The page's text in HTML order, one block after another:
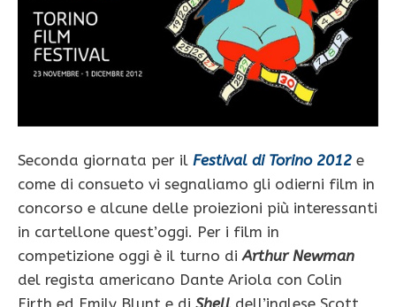
Seconda giornata per il Festival di Torino 2012 e
come di consueto vi segnaliamo gli odierni film in
concorso e alcune delle proiezioni più interessanti
in cartellone quest’oggi. Per i film in
competizione oggi è il turno diArthur Newman
del regista americano Dante Ariola con Colin